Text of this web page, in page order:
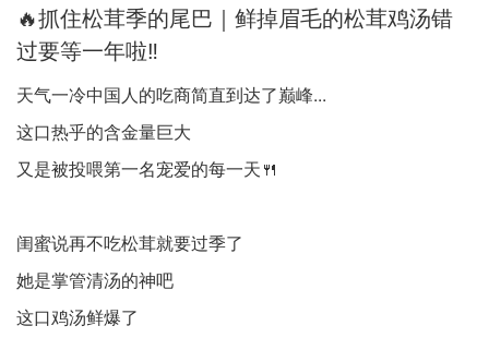
🔥抓住松茸季的尾巴｜鲜掉眉毛的松茸鸡汤错
过要等一年啦‼️
天气一冷中国人的吃商简直到达了巅峰...
这口热乎的含金量巨大
又是被投喂第一名宠爱的每一天🍴
闺蜜说再不吃松茸就要过季了
她是掌管清汤的神吧
这口鸡汤鲜爆了